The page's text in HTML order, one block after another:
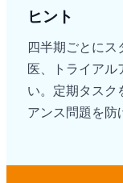
ヒント
四半期ごとにス
医、トライアル
い。定期タスク
アンス問題を防